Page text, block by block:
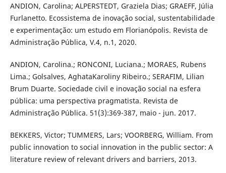
ANDION, Carolina; ALPERSTEDT, Graziela Dias; GRAEFF, Júlia
Furlanetto. Ecossistema de inovação social, sustentabilidade
e experimentação: um estudo em Florianópolis. Revista de
Administração Pública, V.4, n.1, 2020.
ANDION, Carolina.; RONCONI, Luciana.; MORAES, Rubens
Lima.; Golsalves, AghataKaroliny Ribeiro.; SERAFIM, Lilian
Brum Duarte. Sociedade civil e inovação social na esfera
pública: uma perspectiva pragmatista. Revista de
Administração Pública. 51(3):369-387, maio - jun. 2017.
BEKKERS, Victor; TUMMERS, Lars; VOORBERG, William. From
public innovation to social innovation in the public sector: A
literature review of relevant drivers and barriers, 2013.